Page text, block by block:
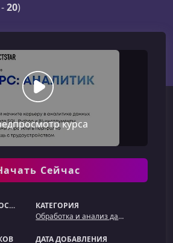
20)
курса
Сейчас
ПРОДОЛЖИТЕЛЬНОСТЬ
КАТЕГОРИЯ
Обработка и анализ данных
ДАТА ДОБАВЛЕНИЯ